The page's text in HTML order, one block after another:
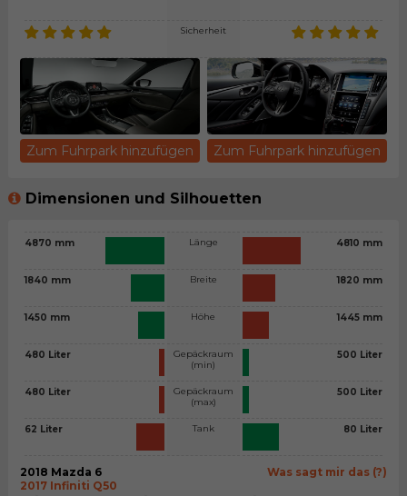
Sicherheit
Zum Fuhrpark hinzufügen Zum Fuhrpark hinzufügen
Dimensionen und Silhouetten
4870 mm
1840 mm
1450 mm
480 Liter
480 Liter
62 Liter
Länge
Breite
Höhe
Gepäckraum
(min)
Gepäckraum
(max)
Tank
4810 mm
1820 mm
1445 mm
500 Liter
500 Liter
80 Liter
Was sagt mir das (?)
2018 Mazda 6
2017 Infiniti Q50